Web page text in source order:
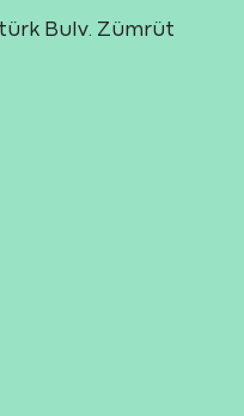
Bulv. Zümrüt